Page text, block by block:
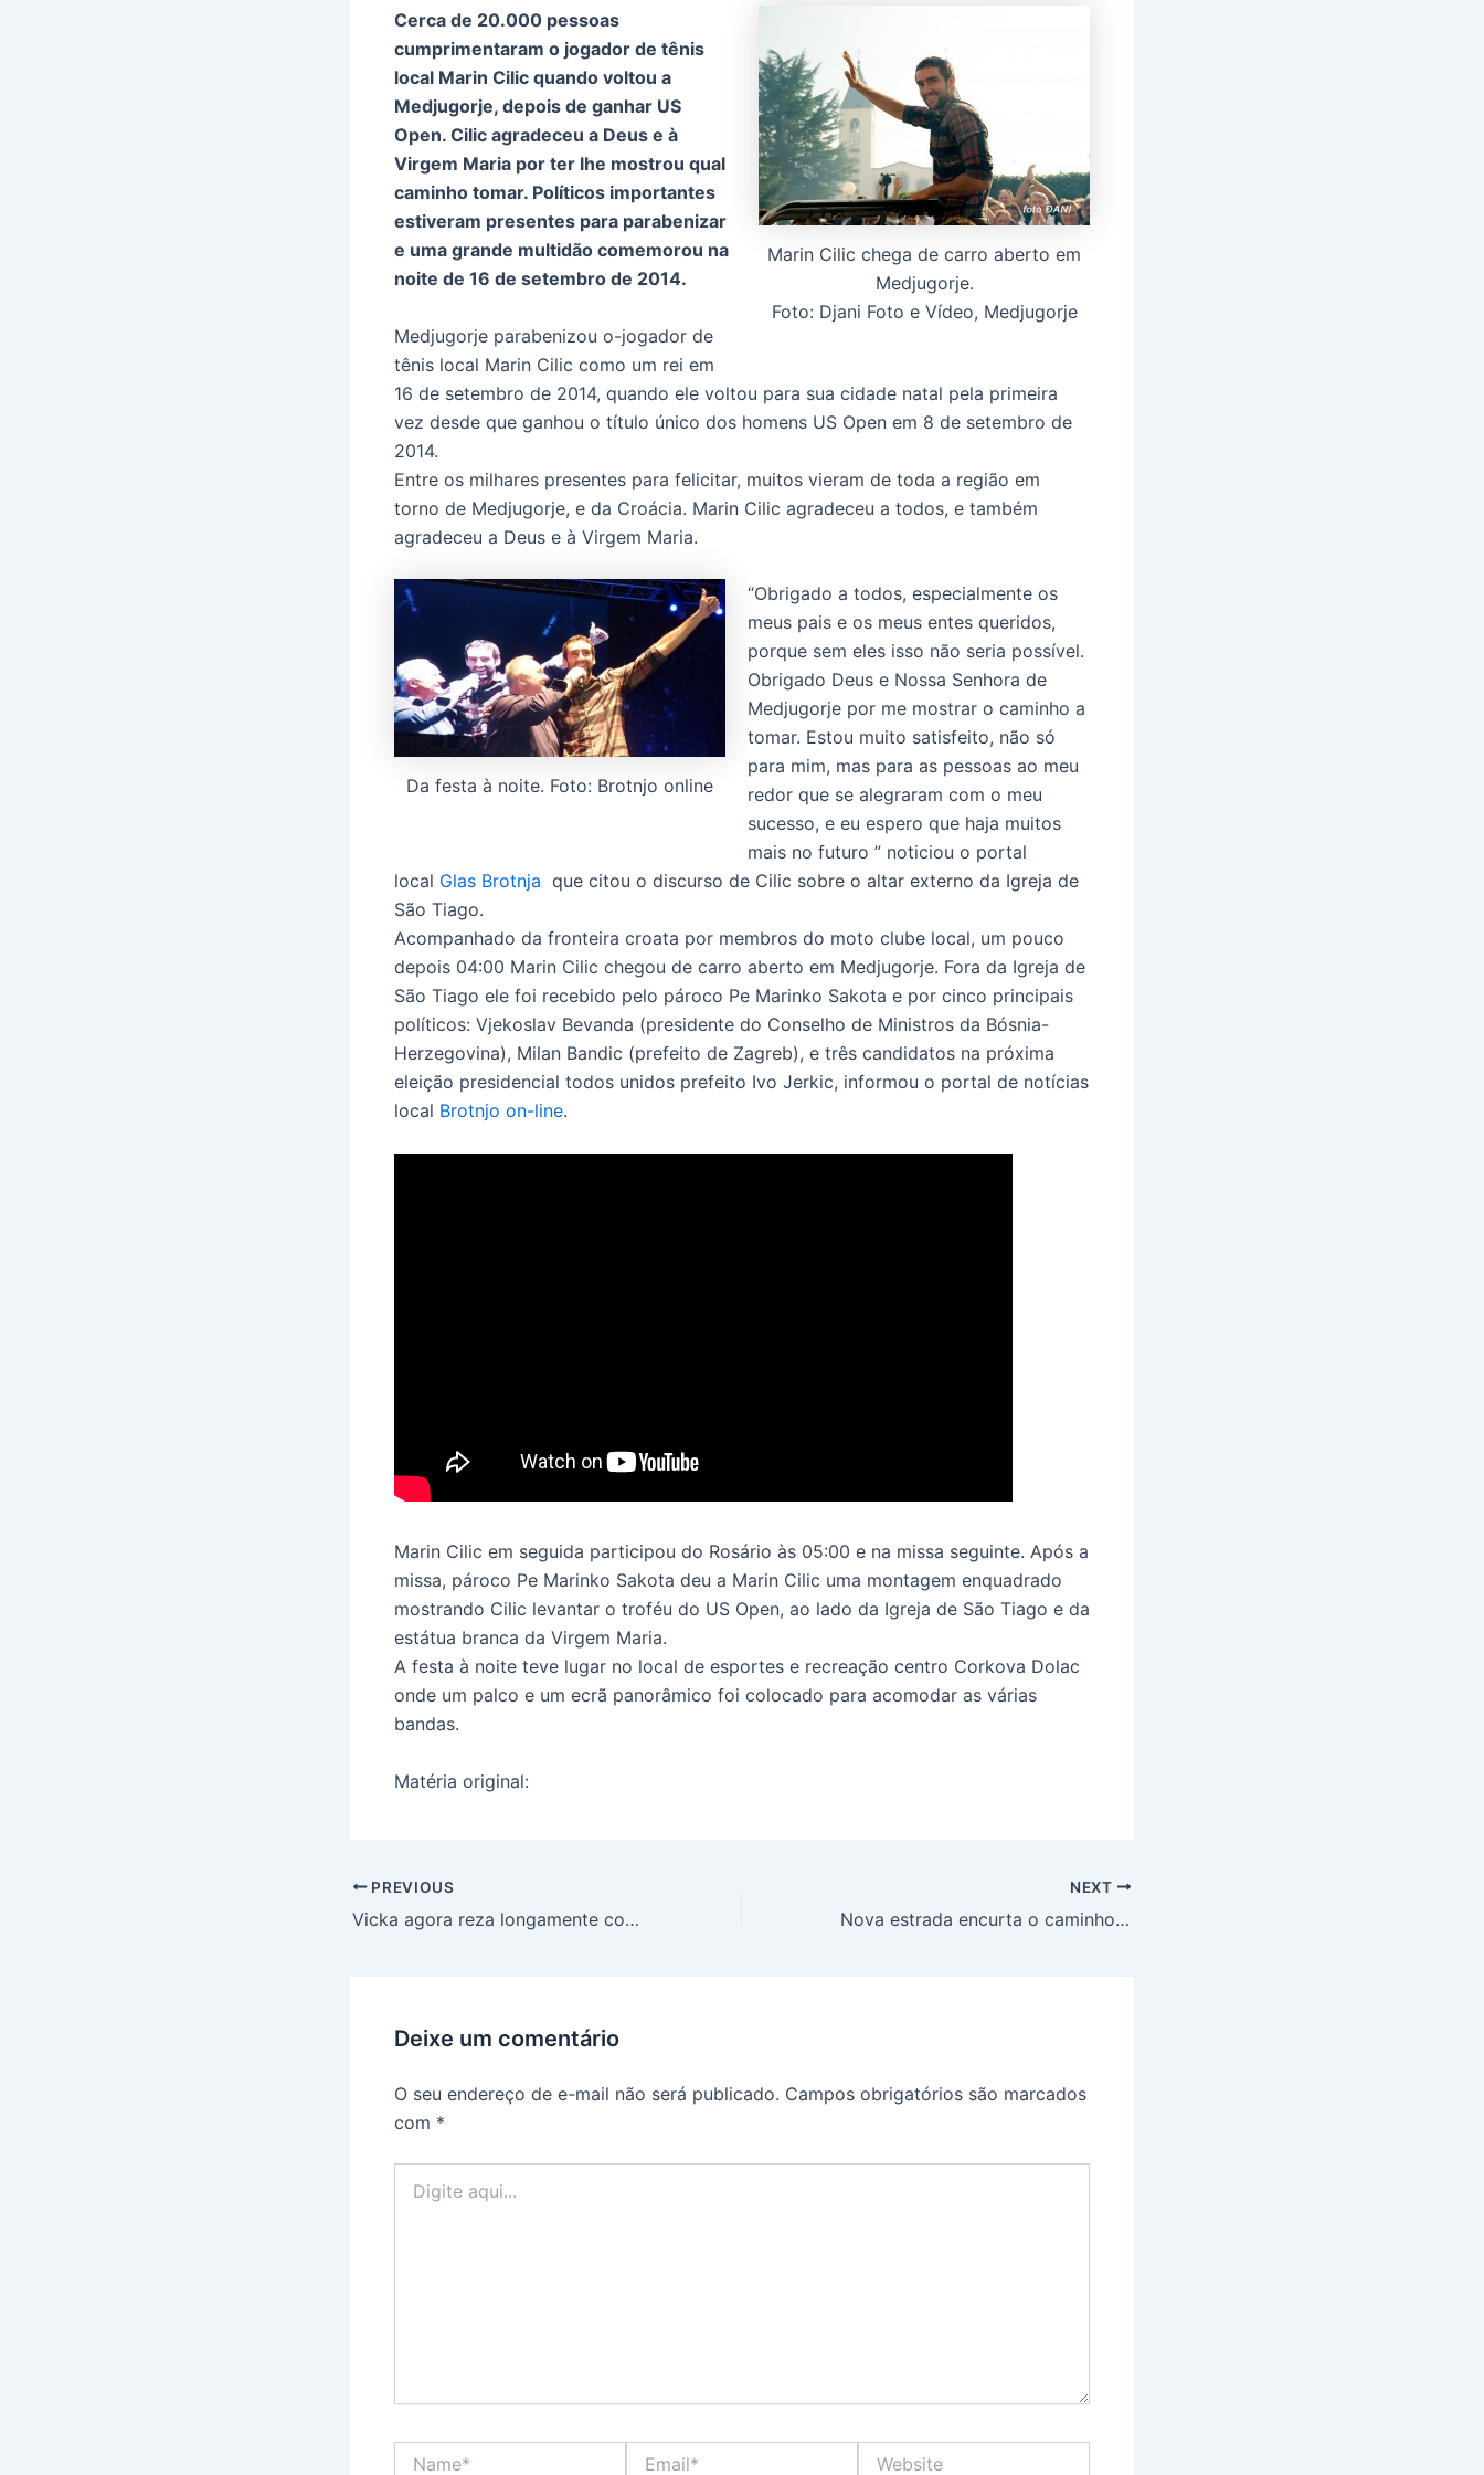
Marin Cilic chega de carro aberto em
Medjugorje.
Foto: Djani Foto e Vídeo, Medjugorje
Cerca de 20.000 pessoas
cumprimentaram o jogador de tênis
local Marin Cilic quando voltou a
Medjugorje, depois de ganhar US
Open. Cilic agradeceu a Deus e à
Virgem Maria por ter lhe mostrou qual
caminho tomar. Políticos importantes
estiveram presentes para parabenizar
e uma grande multidão comemorou na
noite de 16 de setembro de 2014.
Medjugorje parabenizou o-jogador de
tênis local Marin Cilic como um rei em
16 de setembro de 2014, quando ele voltou para sua cidade natal pela primeira
vez desde que ganhou o título único dos homens US Open em 8 de setembro de
2014.
Entre os milhares presentes para felicitar, muitos vieram de toda a região em
torno de Medjugorje, e da Croácia. Marin Cilic agradeceu a todos, e também
agradeceu a Deus e à Virgem Maria.
Da festa à noite. Foto: Brotnjo online
“Obrigado a todos, especialmente os
meus pais e os meus entes queridos,
porque sem eles isso não seria possível.
Obrigado Deus e Nossa Senhora de
Medjugorje por me mostrar o caminho a
tomar. Estou muito satisfeito, não só
para mim, mas para as pessoas ao meu
redor que se alegraram com o meu
sucesso, e eu espero que haja muitos
mais no futuro ” noticiou o portal
local Glas Brotnja que citou o discurso de Cilic sobre o altar externo da Igreja de
São Tiago.
Acompanhado da fronteira croata por membros do moto clube local, um pouco
depois 04:00 Marin Cilic chegou de carro aberto em Medjugorje. Fora da Igreja de
São Tiago ele foi recebido pelo pároco Pe Marinko Sakota e por cinco principais
políticos: Vjekoslav Bevanda (presidente do Conselho de Ministros da Bósnia-
Herzegovina), Milan Bandic (prefeito de Zagreb), e três candidatos na próxima
eleição presidencial todos unidos prefeito Ivo Jerkic, informou o portal de notícias
local Brotnjo on-line.
Marin Cilic em seguida participou do Rosário às 05:00 e na missa seguinte. Após a
missa, pároco Pe Marinko Sakota deu a Marin Cilic uma montagem enquadrado
mostrando Cilic levantar o troféu do US Open, ao lado da Igreja de São Tiago e da
estátua branca da Virgem Maria.
A festa à noite teve lugar no local de esportes e recreação centro Corkova Dolac
onde um palco e um ecrã panorâmico foi colocado para acomodar as várias
bandas.
Matéria original:
PREVIOUS
Vicka agora reza longamente com os peregrinos
NEXT
Nova estrada encurta o caminho até Medjugorje
Deixe um comentário
O seu endereço de e-mail não será publicado. Campos obrigatórios são marcados
com *
aqui...